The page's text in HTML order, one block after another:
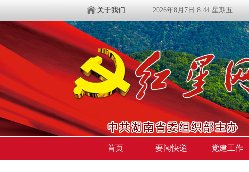
关于我们 2026年8月7日 8:44 星期五
首页 要闻快递 党建工作